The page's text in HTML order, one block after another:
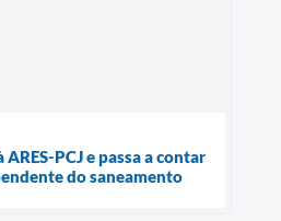
PCJ e passa a contar
do saneamento